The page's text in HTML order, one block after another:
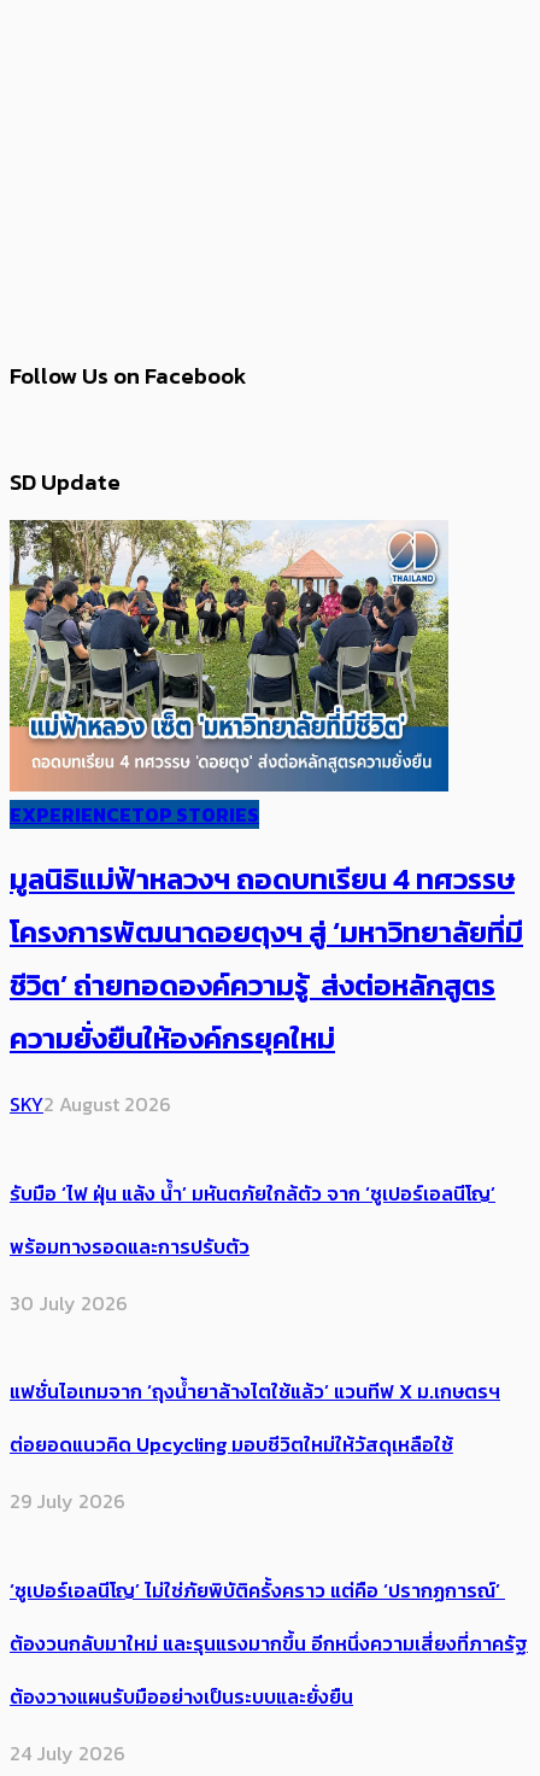
Follow Us on Facebook
SD Update
EXPERIENCETOP STORIES
มูลนิธิแม่ฟ้าหลวงฯ ถอดบทเรียน 4 ทศวรรษ
โครงการพัฒนาดอยตุงฯ สู่ ‘มหาวิทยาลัยที่มี
ชีวิต’ ถ่ายทอดองค์ความรู้ ส่งต่อหลักสูตร
ความยั่งยืนให้องค์กรยุคใหม่
SKY2 August 2026
รับมือ ‘ไฟ ฝุ่น แล้ง น้ำ’ มหันตภัยใกล้ตัว จาก ‘ซูเปอร์เอลนีโญ’
พร้อมทางรอดและการปรับตัว
30 July 2026
แฟชั่นไอเทมจาก ‘ถุงน้ำยาล้างไตใช้แล้ว’ แวนทีฟ X ม.เกษตรฯ
ต่อยอดแนวคิด Upcycling มอบชีวิตใหม่ให้วัสดุเหลือใช้
29 July 2026
‘ซูเปอร์เอลนีโญ’ ไม่ใช่ภัยพิบัติครั้งคราว แต่คือ ‘ปรากฏการณ์’ ​
ต้อง​วนกลับมาใหม่ และรุนแรงมากขึ้น อีกหนึ่งความเสี่ยงที่ภาครัฐ
ต้องวางแผนรับมืออย่างเป็นระบบและยั่งยืน
24 July 2026